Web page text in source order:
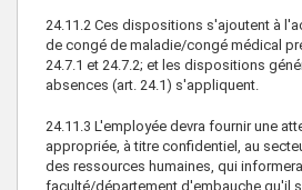
24.11.2 Ces dispositions s'ajoutent à
de congé de maladie/congé médical
24.7.1 et 24.7.2; et les dispositions
absences (art. 24.1) s'appliquent.
24.11.3 L'employée devra fournir une
appropriée, à titre confidentiel, au
des ressources humaines, qui
faculté/département d'embauche qu'il